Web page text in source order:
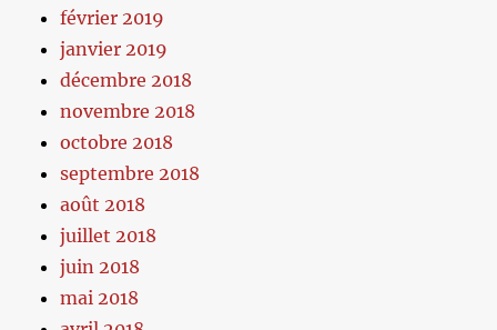
février 2019
janvier 2019
décembre 2018
novembre 2018
octobre 2018
septembre 2018
août 2018
juillet 2018
juin 2018
mai 2018